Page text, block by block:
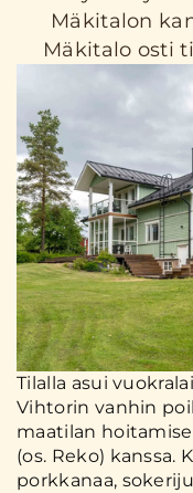
Mäkitalon
Mäkitalo osti
Tilalla asui
Vihtorin vanhin
maatilan
(os. Reko) kanssa.
porkkanaa,